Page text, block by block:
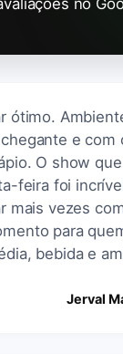
ótimo.
e com
O show
feira foi
mais vezes
para
bebida e
Jerval